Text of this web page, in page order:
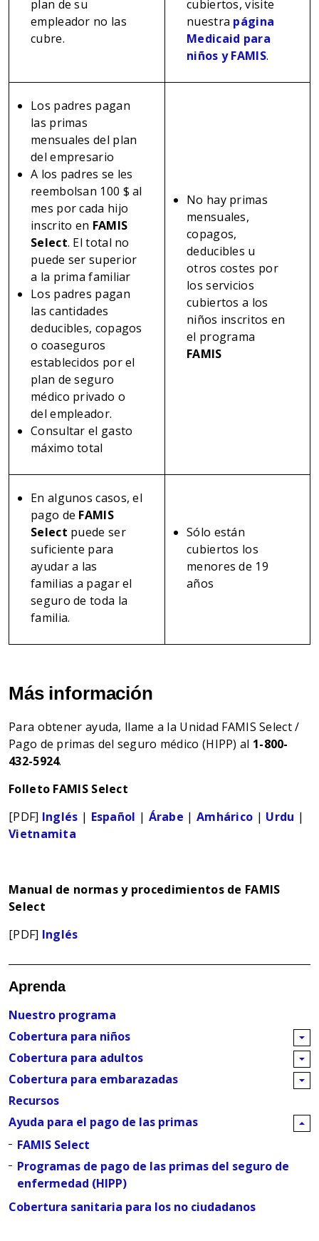
plan de su
empleador no las
cubre.
cubiertos, visite
nuestra página
Medicaid para
niños y FAMIS.
Los padres pagan
las primas
mensuales del plan
del empresario
A los padres se les
reembolsan 100 $ al
mes por cada hijo
inscrito en FAMIS
Select. El total no
puede ser superior
a la prima familiar
Los padres pagan
las cantidades
deducibles, copagos
o coaseguros
establecidos por el
plan de seguro
médico privado o
del empleador.
Consultar el gasto
máximo total
No hay primas
mensuales,
copagos,
deducibles u
otros costes por
los servicios
cubiertos a los
niños inscritos en
el programa
FAMIS
En algunos casos, el
pago de FAMIS
Select puede ser
suficiente para
ayudar a las
familias a pagar el
seguro de toda la
familia.
Sólo están
cubiertos los
menores de 19
años
Más información
Para obtener ayuda, llame a la Unidad FAMIS Select /
Pago de primas del seguro médico (HIPP) al 1-800-
432-5924.
Folleto FAMIS Select
[PDF] Inglés | Español | Árabe | Amhárico | Urdu |
Vietnamita
Manual de normas y procedimientos de FAMIS
Select
[PDF] Inglés
Aprenda
Nuestro programa
Cobertura para niños
Cobertura para adultos
Cobertura para embarazadas
Recursos
Ayuda para el pago de las primas
FAMIS Select
Programas de pago de las primas del seguro de
enfermedad (HIPP)
Cobertura sanitaria para los no ciudadanos